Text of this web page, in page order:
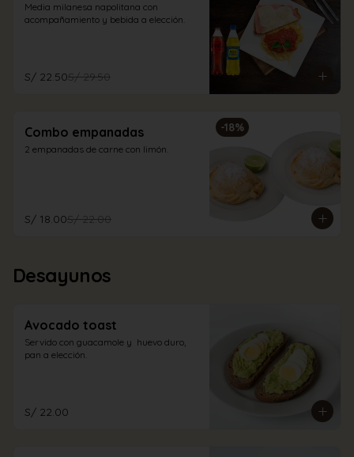
Media milanesa napolitana con
acompañamiento y bebida a elección.
S/ 22.50S/ 29.50
-18%
Combo empanadas
2 empanadas de carne con limón.
S/ 18.00S/ 22.00
Desayunos
Avocado toast
Servido con guacamole y  huevo duro,
pan a elección.
S/ 22.00